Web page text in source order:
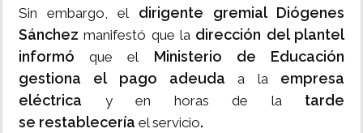
Sin embargo, el dirigente gremial Diógenes
Sánchez manifestó que la dirección del plantel
informó que el Ministerio de Educación
gestiona el pago adeuda a laempresa
eléctrica y en horas de la tarde
se restablecería el servicio.